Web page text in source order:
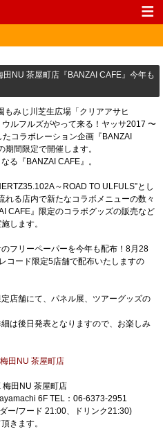
Live
Goods
Link
NU 茶屋町店『BANZAI CAFE』今年も
みじ川芝生広場「クリアアサヒ
ルフルズがやって来る！ヤッサ2017 〜
コラボレーション企画『BANZAI
間限定で開催します。
る『BANZAI CAFE』。
～ROAD TO ULFULS”とし
れる店内で新たなコラボメニューの数々
CAFE』限定のコラボグッズの販売など
します。
フリーペーパーを今年も配布！8月28
コード限定5店舗で配布いたしますの
店舗にて、パネル展、ツアーグッズの
は後日発表となりますので、お楽しみ
田NU 茶屋町店
梅田NU 茶屋町店
6F TEL：06-6373-2951
ー/フード 21:00、ドリンク21:30)
きます。